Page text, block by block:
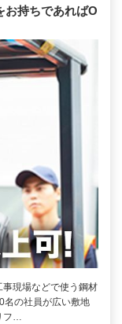
お持ちであればO
現場などで使う鋼材
名の社員が広い敷地
フ…